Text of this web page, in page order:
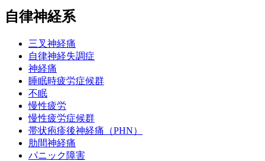
自律神経系
三叉神経痛
自律神経失調症
神経痛
睡眠時疲労症候群
不眠
慢性疲労
慢性疲労症候群
帯状疱疹後神経痛（PHN）
肋間神経痛
パニック障害